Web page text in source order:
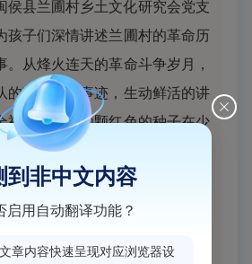
侯县兰圃村乡土文化研究会党支
孩子们深情讲述兰圃村的革命历
。从烽火连天的革命斗争岁月，
的英勇奋战事迹，生动鲜活的讲
神贯注，一颗颗红色的种子在少
发芽。
智体美劳全面发展的新时代好少
到非中文内容
启用自动翻译功能？
章内容快速呈现对应浏览器设